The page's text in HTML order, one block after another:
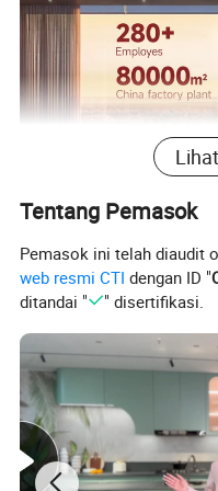
Keunggulan Produk
Tentang Pemasok
Pemasok ini telah diaudit
web resmi CTI dengan ID "
ditandai "
" disertifikasi.